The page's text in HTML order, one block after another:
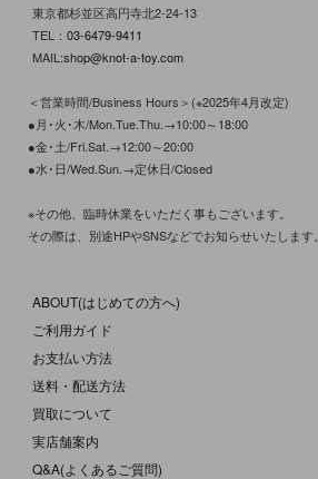
東京都杉並区高円寺北2-24-13
TEL： 03-6479-9411
MAIL:shop@knot-a-toy.com
＜営業時間/Business Hours＞(※2025年4月改定)
●月･火･木/Mon.Tue.Thu.→10:00～18:00
●金･土/Fri.Sat.→12:00～20:00
●水･日/Wed.Sun.→定休日/Closed
※その他、臨時休業をいただく事もございます。
その際は、別途HPやSNSなどでお知らせいたします。
ABOUT(はじめての方へ)
ご利用ガイド
お支払い方法
送料・配送方法
買取について
実店舗案内
Q&A(よくあるご質問)